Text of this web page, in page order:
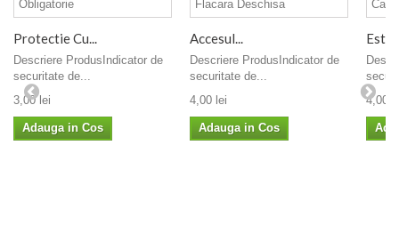
Protectie Cu...
Descriere ProdusIndicator de
securitate de...
3,00 lei
Adauga in Cos
Accesul...
Descriere ProdusIndicator de
securitate de...
4,00 lei
Adauga in Cos
4,00